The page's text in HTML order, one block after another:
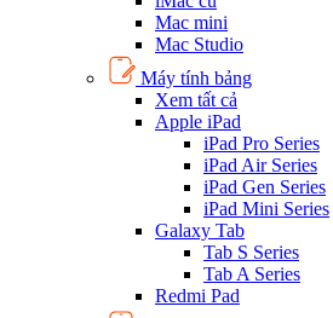
Mac mini
Mac Studio
Máy tính bảng
Xem tất cả
Apple iPad
iPad Pro Series
iPad Air Series
iPad Gen Series
iPad Mini Series
Galaxy Tab
Tab S Series
Tab A Series
Redmi Pad